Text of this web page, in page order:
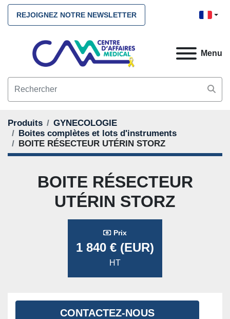
REJOIGNEZ NOTRE NEWSLETTER
Menu
Produits
GYNECOLOGIE
Boites complètes et lots d'instruments
BOITE RÉSECTEUR UTÉRIN STORZ
BOITE RÉSECTEUR
UTÉRIN STORZ
Prix
1 840 € (EUR)
HT
CONTACTEZ-NOUS